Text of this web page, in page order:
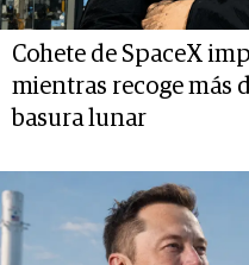
Cohete de SpaceX
mientras recoge más
basura lunar